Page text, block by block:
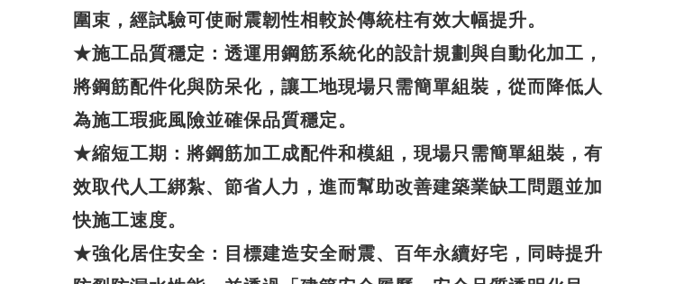
圍束，經試驗可使耐震韌性相較於傳統柱有效大幅提升。
★施工品質穩定 ：透運用鋼筋系統化的設計規劃與自動化加工，
將鋼筋配件化與防呆化，讓工地現場只需簡單組裝，從而降低人
為施工瑕疵風險並確保品質穩定。
★縮短工期 ：將鋼筋加工成配件和模組，現場只需簡單組裝，有
效取代人工綁紮、節省人力，進而幫助改善建築業缺工問題並加
快施工速度。
★強化居住安全：目標建造安全耐震、百年永續好宅，同時提升